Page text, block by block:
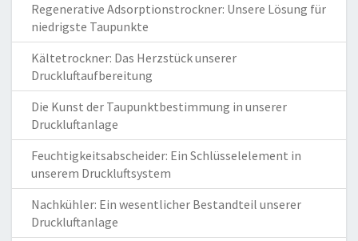
Regenerative Adsorptionstrockner: Unsere Lösung für
niedrigste Taupunkte
Kältetrockner: Das Herzstück unserer
Druckluftaufbereitung
Die Kunst der Taupunktbestimmung in unserer
Druckluftanlage
Feuchtigkeitsabscheider: Ein Schlüsselelement in
unserem Druckluftsystem
Nachkühler: Ein wesentlicher Bestandteil unserer
Druckluftanlage